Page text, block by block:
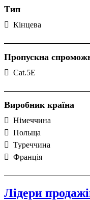
Тип
Кінцева
Пропускна
Cat.5E
Виробник країна
Нiмеччина
Польща
Туреччина
Франція
Лідери